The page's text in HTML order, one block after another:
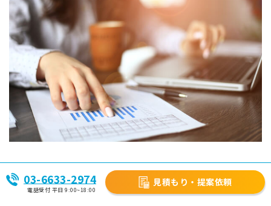
中国人雇用の際に、
外国人従業員の日本語教育や職業訓練にか
かる経費に対して活用できる助成金 があります。
03-6633-2974
電話受付 平日 9:00~18:00
見積もり・提案依頼